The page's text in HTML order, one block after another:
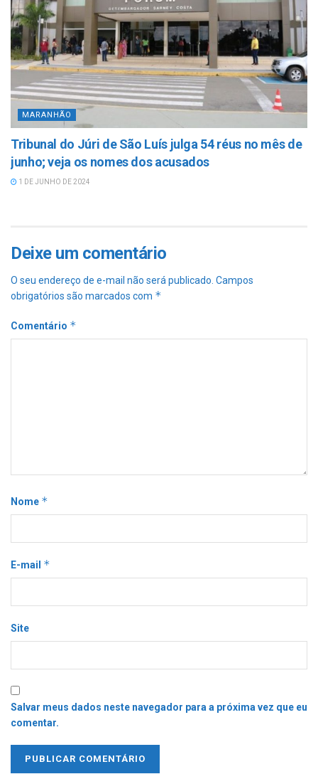
MARANHÃO
Tribunal do Júri de São Luís julga 54 réus no mês de
junho; veja os nomes dos acusados
1 DE JUNHO DE 2024
Deixe um comentário
O seu endereço de e-mail não será publicado. Campos
obrigatórios são marcados com *
Comentário *
Nome *
E-mail *
Site
Salvar meus dados neste navegador para a próxima vez que eu
comentar.